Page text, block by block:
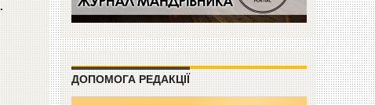
ДОПОМОГА РЕДАКЦІЇ